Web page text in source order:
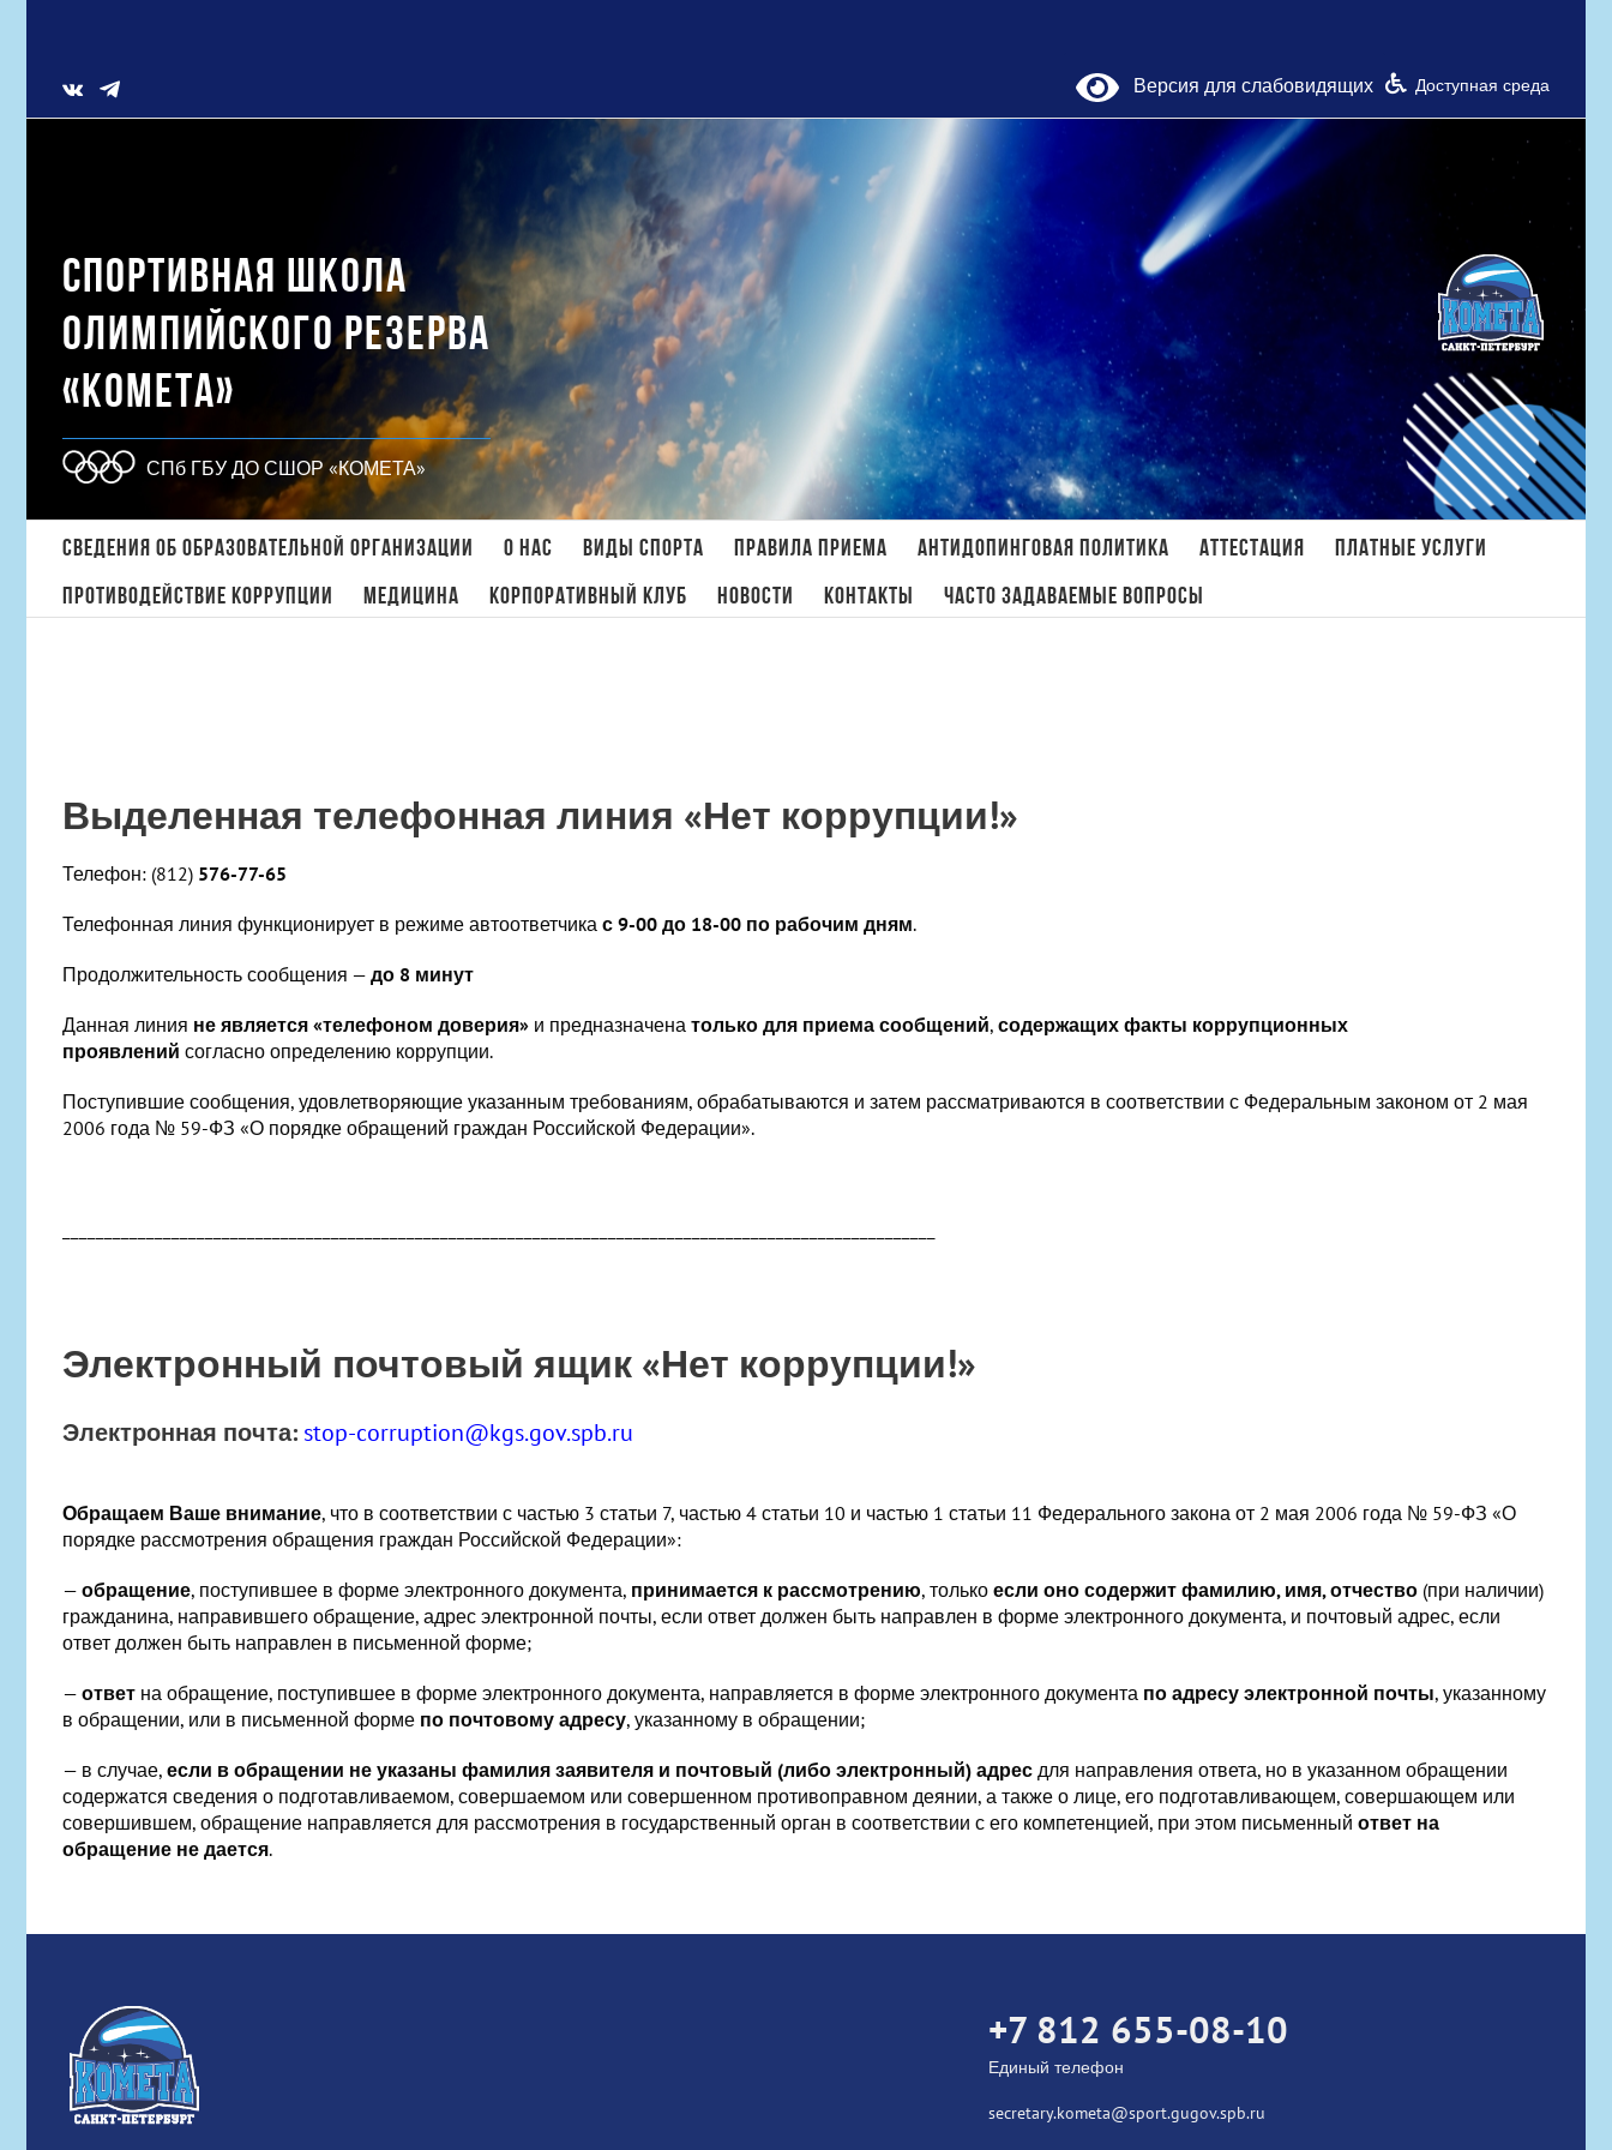
Vk Версия для слабовидящих Доступная среда
СПОРТИВНАЯ ШКОЛА
ОЛИМПИЙСКОГО РЕЗЕРВА
«КОМЕТА»
СПб ГБУ ДО СШОР «КОМЕТА»
поиска:
Сведения об образовательной организации О нас Виды спорта Правила приема Антидопинговая политика Аттестация
Платные услуги
Противодействие коррупции
МЕДИЦИНА Корпоративный клуб Новости Контакты Часто задаваемые вопросы
Выделенная телефонная линия «Нет коррупции!»
Телефон: (812) 576-77-65
Телефонная линия функционирует в режиме автоответчика с 9-00 до 18-00 по рабочим дням.
Продолжительность сообщения — до 8 минут
Данная линия не является «телефоном доверия» и предназначена только для приема сообщений, содержащих факты коррупционных
проявлений согласно определению коррупции.
Поступившие сообщения, удовлетворяющие указанным требованиям, обрабатываются и затем рассматриваются в соответствии с Федеральным законом от 2 мая
2006 года № 59-ФЗ «О порядке обращений граждан Российской Федерации».
Электронный почтовый ящик «Нет коррупции!»
Электронная почта: stop-corruption@kgs.gov.spb.ru
Обращаем Ваше внимание, что в соответствии с частью 3 статьи 7, частью 4 статьи 10 и частью 1 статьи 11 Федерального закона от 2 мая 2006 года № 59-ФЗ «О
порядке рассмотрения обращения граждан Российской Федерации»:
— обращение, поступившее в форме электронного документа, принимается к рассмотрению, только если оно содержит фамилию, имя, отчество (при наличии)
гражданина, направившего обращение, адрес электронной почты, если ответ должен быть направлен в форме электронного документа, и почтовый адрес, если
ответ должен быть направлен в письменной форме;
— ответ на обращение, поступившее в форме электронного документа, направляется в форме электронного документа по адресу электронной почты, указанному
в обращении, или в письменной форме по почтовому адресу, указанному в обращении;
— в случае, если в обращении не указаны фамилия заявителя и почтовый (либо электронный) адрес для направления ответа, но в указанном обращении
содержатся сведения о подготавливаемом, совершаемом или совершенном противоправном деянии, а также о лице, его подготавливающем, совершающем или
совершившем, обращение направляется для рассмотрения в государственный орган в соответствии с его компетенцией, при этом письменный ответ на
обращение не дается.
+7 812 655-08-10
Единый телефон
secretary.kometa@sport.gugov.spb.ru